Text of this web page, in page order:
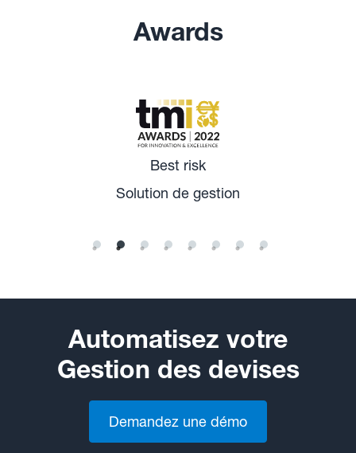
Awards
Best risk
Solution de gestion
Automatisez votre
Gestion des devises
Demandez une démo